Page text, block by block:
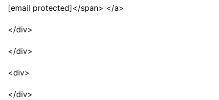
[email protected]</span> </a>
</div>
</div>
<div>
</div>